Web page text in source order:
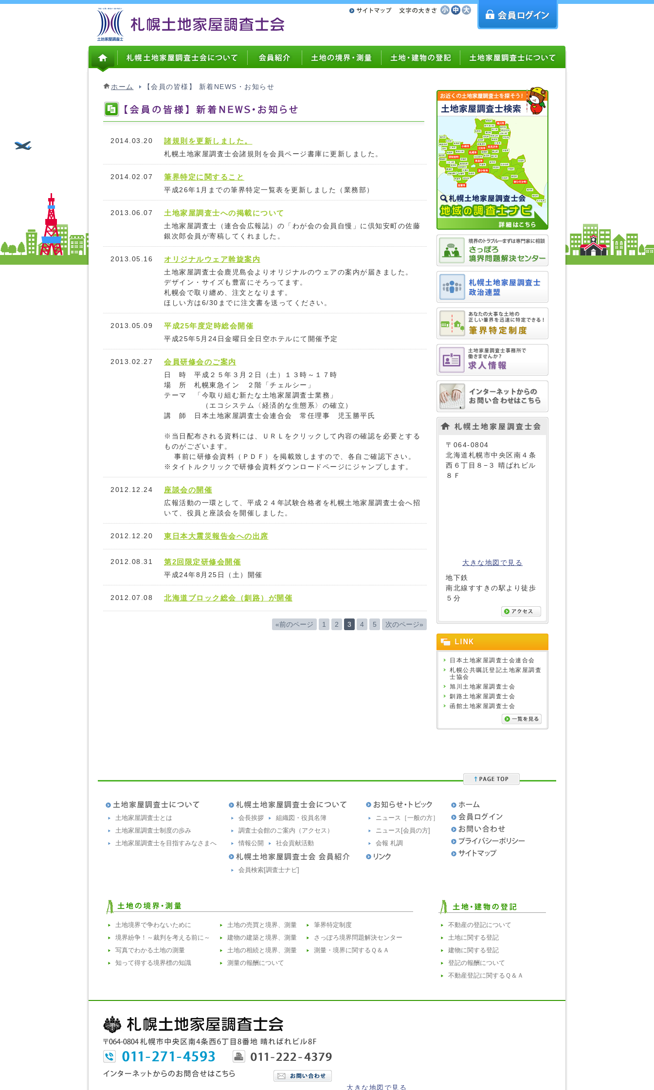
ホーム 【会員の皆様】 新着NEWS・お知らせ
2014.03.20 諸規則を更新しました。
札幌土地家屋調査士会諸規則を会員ページ書庫に更新しました。
2014.02.07 筆界特定に関すること
平成26年1月までの筆界特定一覧表を更新しました（業務部）
2013.06.07 土地家屋調査士への掲載について
土地家屋調査士（連合会広報誌）の「わが会の会員自慢」に倶知安町の佐藤
銀次郎会員が寄稿してくれました。
2013.05.16 オリジナルウェア斡旋案内
土地家屋調査士会鹿児島会よりオリジナルのウェアの案内が届きました。
デザイン・サイズも豊富にそろってます。
札幌会で取り纏め、注文となります。
ほしい方は6/30までに注文書を送ってください。
2013.05.09 平成25年度定時総会開催
平成25年5月24日金曜日全日空ホテルにて開催予定
2013.02.27 会員研修会のご案内
日 時 平成２５年３月２日（土）１３時～１７時
場 所 札幌東急イン ２階「チェルシー」
テーマ 「今取り組む新たな土地家屋調査士業務」
（エコシステム〈経済的な生態系〉の確立）
講 師 日本土地家屋調査士会連合会 常任理事 児玉勝平氏
※当日配布される資料には、ＵＲＬをクリックして内容の確認を必要とする
ものがございます。
事前に研修会資料（ＰＤＦ）を掲載致しますので、各自ご確認下さい。
※タイトルクリックで研修会資料ダウンロードページにジャンプします。
2012.12.24 座談会の開催
広報活動の一環として、平成２４年試験合格者を札幌土地家屋調査士会へ招
いて、役員と座談会を開催しました。
2012.12.20 東日本大震災報告会への出席
2012.08.31 第2回限定研修会開催
平成24年8月25日（土）開催
2012.07.08 北海道ブロック総会（釧路）が開催
«前のページ 1 2 3 4 5 次のページ»
〒064-0804
北海道札幌市中央区南４条
西６丁目８−３ 晴ばれビル
８Ｆ
大きな地図で見る
地下鉄
南北線すすきの駅より徒歩
５分
日本土地家屋調査士会連合会
札幌公共嘱託登記土地家屋調査
士協会
旭川土地家屋調査士会
釧路土地家屋調査士会
函館土地家屋調査士会
土地家屋調査士とは
土地家屋調査士制度の歩み
土地家屋調査士を目指すみなさまへ
会長挨拶
組織図・役員名簿
調査士会館のご案内（アクセス）
情報公開
社会貢献活動
会員検索[調査士ナビ]
ニュース［一般の方］
ニュース[会員の方]
会報 札調
土地境界で争わないために
境界紛争！～裁判を考える前に～
写真でわかる土地の測量
知って得する境界標の知識
土地の売買と境界、測量
建物の建築と境界、測量
土地の相続と境界、測量
測量の報酬について
筆界特定制度
さっぽろ境界問題解決センター
測量・境界に関するＱ＆Ａ
不動産の登記について
土地に関する登記
建物に関する登記
登記の報酬について
不動産登記に関するＱ＆Ａ
大きな地図で見る